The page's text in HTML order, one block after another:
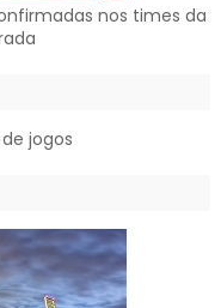
nos times da
jogos